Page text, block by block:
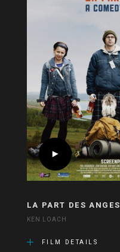
LA PART DES ANGES
KEN LOACH
FILM DETAILS